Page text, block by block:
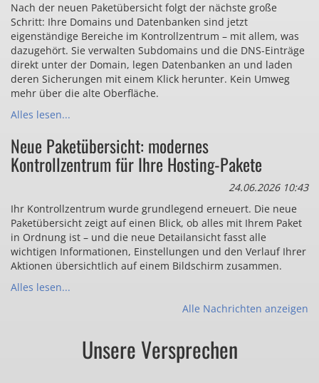
Nach der neuen Paketübersicht folgt der nächste große
Schritt: Ihre Domains und Datenbanken sind jetzt
eigenständige Bereiche im Kontrollzentrum – mit allem, was
dazugehört. Sie verwalten Subdomains und die DNS-Einträge
direkt unter der Domain, legen Datenbanken an und laden
deren Sicherungen mit einem Klick herunter. Kein Umweg
mehr über die alte Oberfläche.
Alles lesen...
Neue Paketübersicht: modernes
Kontrollzentrum für Ihre Hosting-Pakete
24.06.2026 10:43
Ihr Kontrollzentrum wurde grundlegend erneuert. Die neue
Paketübersicht zeigt auf einen Blick, ob alles mit Ihrem Paket
in Ordnung ist – und die neue Detailansicht fasst alle
wichtigen Informationen, Einstellungen und den Verlauf Ihrer
Aktionen übersichtlich auf einem Bildschirm zusammen.
Alles lesen...
Alle Nachrichten anzeigen
Unsere Versprechen